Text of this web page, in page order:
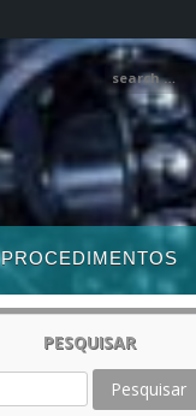
PROCEDIMENTOS
PESQUISAR